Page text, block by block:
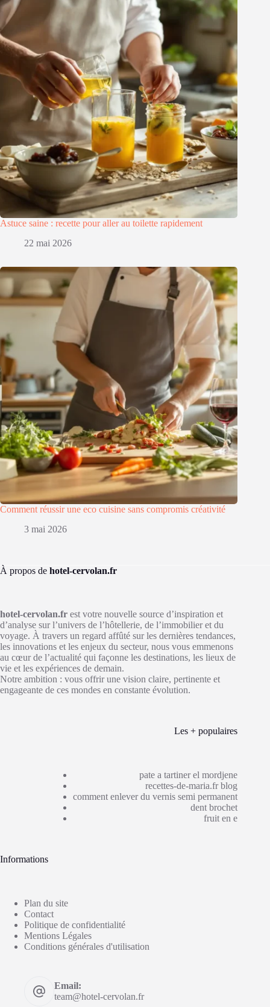
Astuce saine : recette pour aller au toilette rapidement
22 mai 2026
Comment réussir une eco cuisine sans compromis créativité
3 mai 2026
À propos de hotel-cervolan.fr
hotel-cervolan.fr est votre nouvelle source d’inspiration et
d’analyse sur l’univers de l’hôtellerie, de l’immobilier et du
voyage. À travers un regard affûté sur les dernières tendances,
les innovations et les enjeux du secteur, nous vous emmenons
au cœur de l’actualité qui façonne les destinations, les lieux de
vie et les expériences de demain.
Notre ambition : vous offrir une vision claire, pertinente et
engageante de ces mondes en constante évolution.
Les + populaires
pate a tartiner el mordjene
recettes-de-maria.fr blog
comment enlever du vernis semi permanent
dent brochet
fruit en e
Informations
Plan du site
Contact
Politique de confidentialité
Mentions Légales
Conditions générales d'utilisation
Email:
team@hotel-cervolan.fr